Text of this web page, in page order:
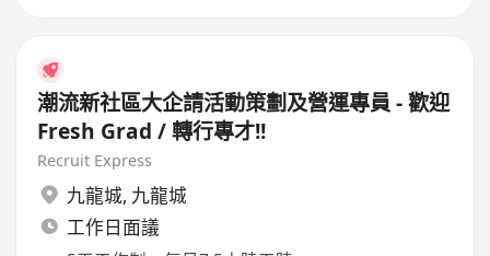
潮流新社區大企請活動策劃及營運專員 - 歡迎
Fresh Grad / 轉行專才!!
Recruit Express
九龍城, 九龍城
工作日面議